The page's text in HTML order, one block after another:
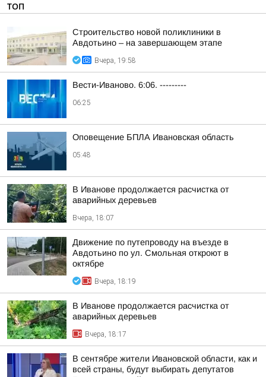
ТОП
Строительство новой поликлиники в
Авдотьино – на завершающем этапе
Вчера, 19:58
Вести-Иваново. 6:06. ---------
06:25
Оповещение БПЛА Ивановская область
05:48
В Иванове продолжается расчистка от
аварийных деревьев
Вчера, 18:07
Движение по путепроводу на въезде в
Авдотьино по ул. Смольная откроют в
октябре
Вчера, 18:19
В Иванове продолжается расчистка от
аварийных деревьев
Вчера, 18:17
В сентябре жители Ивановской области, как и
всей страны, будут выбирать депутатов